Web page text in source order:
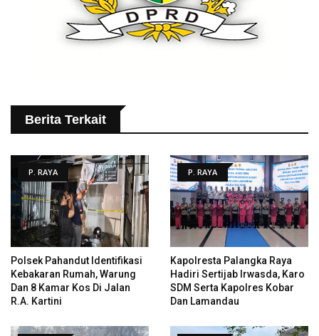
Berita Terkait
P. RAYA
Polsek Pahandut Identifikasi
Kebakaran Rumah, Warung
Dan 8 Kamar Kos Di Jalan
R.A. Kartini
P. RAYA
Kapolresta Palangka Raya
Hadiri Sertijab Irwasda, Karo
SDM Serta Kapolres Kobar
Dan Lamandau